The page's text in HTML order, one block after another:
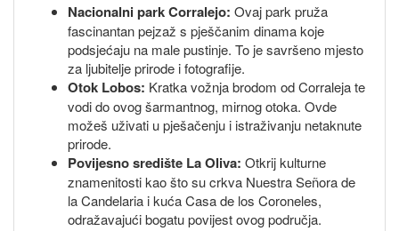
Nacionalni park Corralejo: Ovaj park pruža
fascinantan pejzaž s pješčanim dinama koje
podsjećaju na male pustinje. To je savršeno mjesto
za ljubitelje prirode i fotografije.
Otok Lobos: Kratka vožnja brodom od Corraleja te
vodi do ovog šarmantnog, mirnog otoka. Ovde
možeš uživati u pješačenju i istraživanju netaknute
prirode.
Povijesno središte La Oliva: Otkrij kulturne
znamenitosti kao što su crkva Nuestra Señora de
la Candelaria i kuća Casa de los Coroneles,
odražavajući bogatu povijest ovog područja.